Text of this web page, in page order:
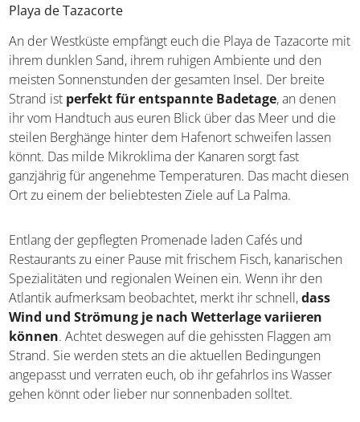
Playa de Tazacorte
An der Westküste empfängt euch die Playa de Tazacorte mit
ihrem dunklen Sand, ihrem ruhigen Ambiente und den
meisten Sonnenstunden der gesamten Insel. Der breite
Strand ist perfekt für entspannte Badetage, an denen
ihr vom Handtuch aus euren Blick über das Meer und die
steilen Berghänge hinter dem Hafenort schweifen lassen
könnt. Das milde Mikroklima der Kanaren sorgt fast
ganzjährig für angenehme Temperaturen. Das macht diesen
Ort zu einem der beliebtesten Ziele auf La Palma.
Entlang der gepflegten Promenade laden Cafés und
Restaurants zu einer Pause mit frischem Fisch, kanarischen
Spezialitäten und regionalen Weinen ein. Wenn ihr den
Atlantik aufmerksam beobachtet, merkt ihr schnell,dass
Wind und Strömung je nach Wetterlage variieren
können. Achtet deswegen auf die gehissten Flaggen am
Strand. Sie werden stets an die aktuellen Bedingungen
angepasst und verraten euch, ob ihr gefahrlos ins Wasser
gehen könnt oder lieber nur sonnenbaden solltet.